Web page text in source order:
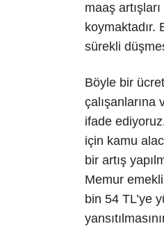
maaş
koymaktadır.
sürekli
Böyle bir
çalışanlarına
ifade
için kamu
bir artış
Memur
bin 54 TL’ye